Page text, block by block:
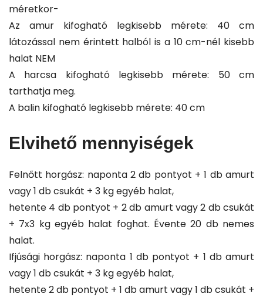
méretkor-
Az amur kifogható legkisebb mérete: 40 cm
látozással nem érintett halból is a 10 cm-nél kisebb
halat NEM
A harcsa kifogható legkisebb mérete: 50 cm
tarthatja meg.
A balin kifogható legkisebb mérete: 40 cm
Elvihető mennyiségek
Felnőtt horgász: naponta 2 db pontyot + 1 db amurt
vagy 1 db csukát + 3 kg egyéb halat,
hetente 4 db pontyot + 2 db amurt vagy 2 db csukát
+ 7x3 kg egyéb halat foghat. Évente 20 db nemes
halat.
Ifjúsági horgász: naponta 1 db pontyot + 1 db amurt
vagy 1 db csukát + 3 kg egyéb halat,
hetente 2 db pontyot + 1 db amurt vagy 1 db csukát +